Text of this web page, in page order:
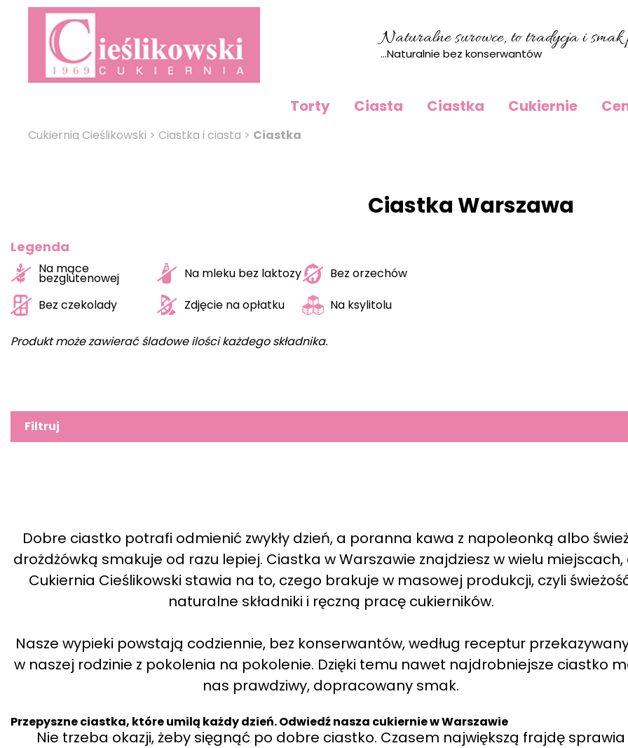
Naturalne surowce, to tradycja i smak
...Naturalnie bez konserwantów
Torty Ciasta Ciastka Cukiernie
Cukiernia Cieślikowski > Ciastka i ciasta > Ciastka
Ciastka Warszawa
Legenda
Na mące
bezglutenowej Na mleku bez laktozy
Bez orzechów
Bez czekolady
Zdjęcie na opłatku Na ksylitolu
Produkt może zawierać śladowe ilości każdego składnika.
Filtruj
Dobre ciastko potrafi odmienić zwykły dzień, a poranna kawa z napoleonką albo
drożdżówką smakuje od razu lepiej. Ciastka w Warszawie znajdziesz w wielu miejscach,
Cukiernia Cieślikowski stawia na to, czego brakuje w masowej produkcji, czyli
naturalne składniki i ręczną pracę cukierników.
Nasze wypieki powstają codziennie, bez konserwantów, według receptur
w naszej rodzinie z pokolenia na pokolenie. Dzięki temu nawet najdrobniejsze ciastko
nas prawdziwy, dopracowany smak.
Przepyszne ciastka, które umilą każdy dzień. Odwiedź nasza cukiernie w Warszawie
Nie trzeba okazji, żeby sięgnąć po dobre ciastko. Czasem największą frajdę sprawia